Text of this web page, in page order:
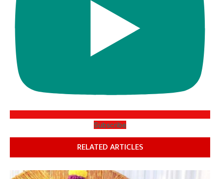
Subscribe
RELATED ARTICLES